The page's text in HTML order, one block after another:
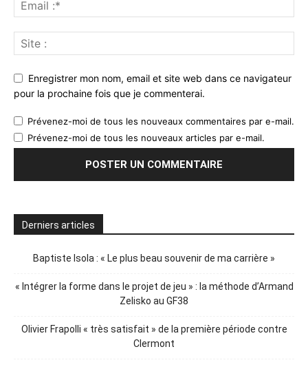
Enregistrer mon nom, email et site web dans ce navigateur
pour la prochaine fois que je commenterai.
Prévenez-moi de tous les nouveaux commentaires par e-mail.
Prévenez-moi de tous les nouveaux articles par e-mail.
Derniers articles
Baptiste Isola : « Le plus beau souvenir de ma carrière »
« Intégrer la forme dans le projet de jeu » : la méthode d’Armand
Zelisko au GF38
Olivier Frapolli « très satisfait » de la première période contre
Clermont